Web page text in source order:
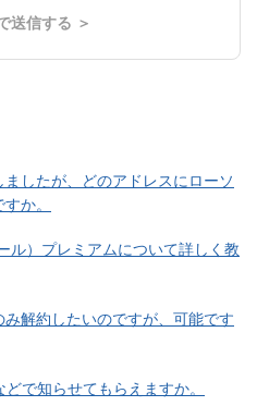
送信する ＞
したが、どのアドレスにローソ
か。
ル）プレミアムについて詳しく教
解約したいのですが、可能です
で知らせてもらえますか。